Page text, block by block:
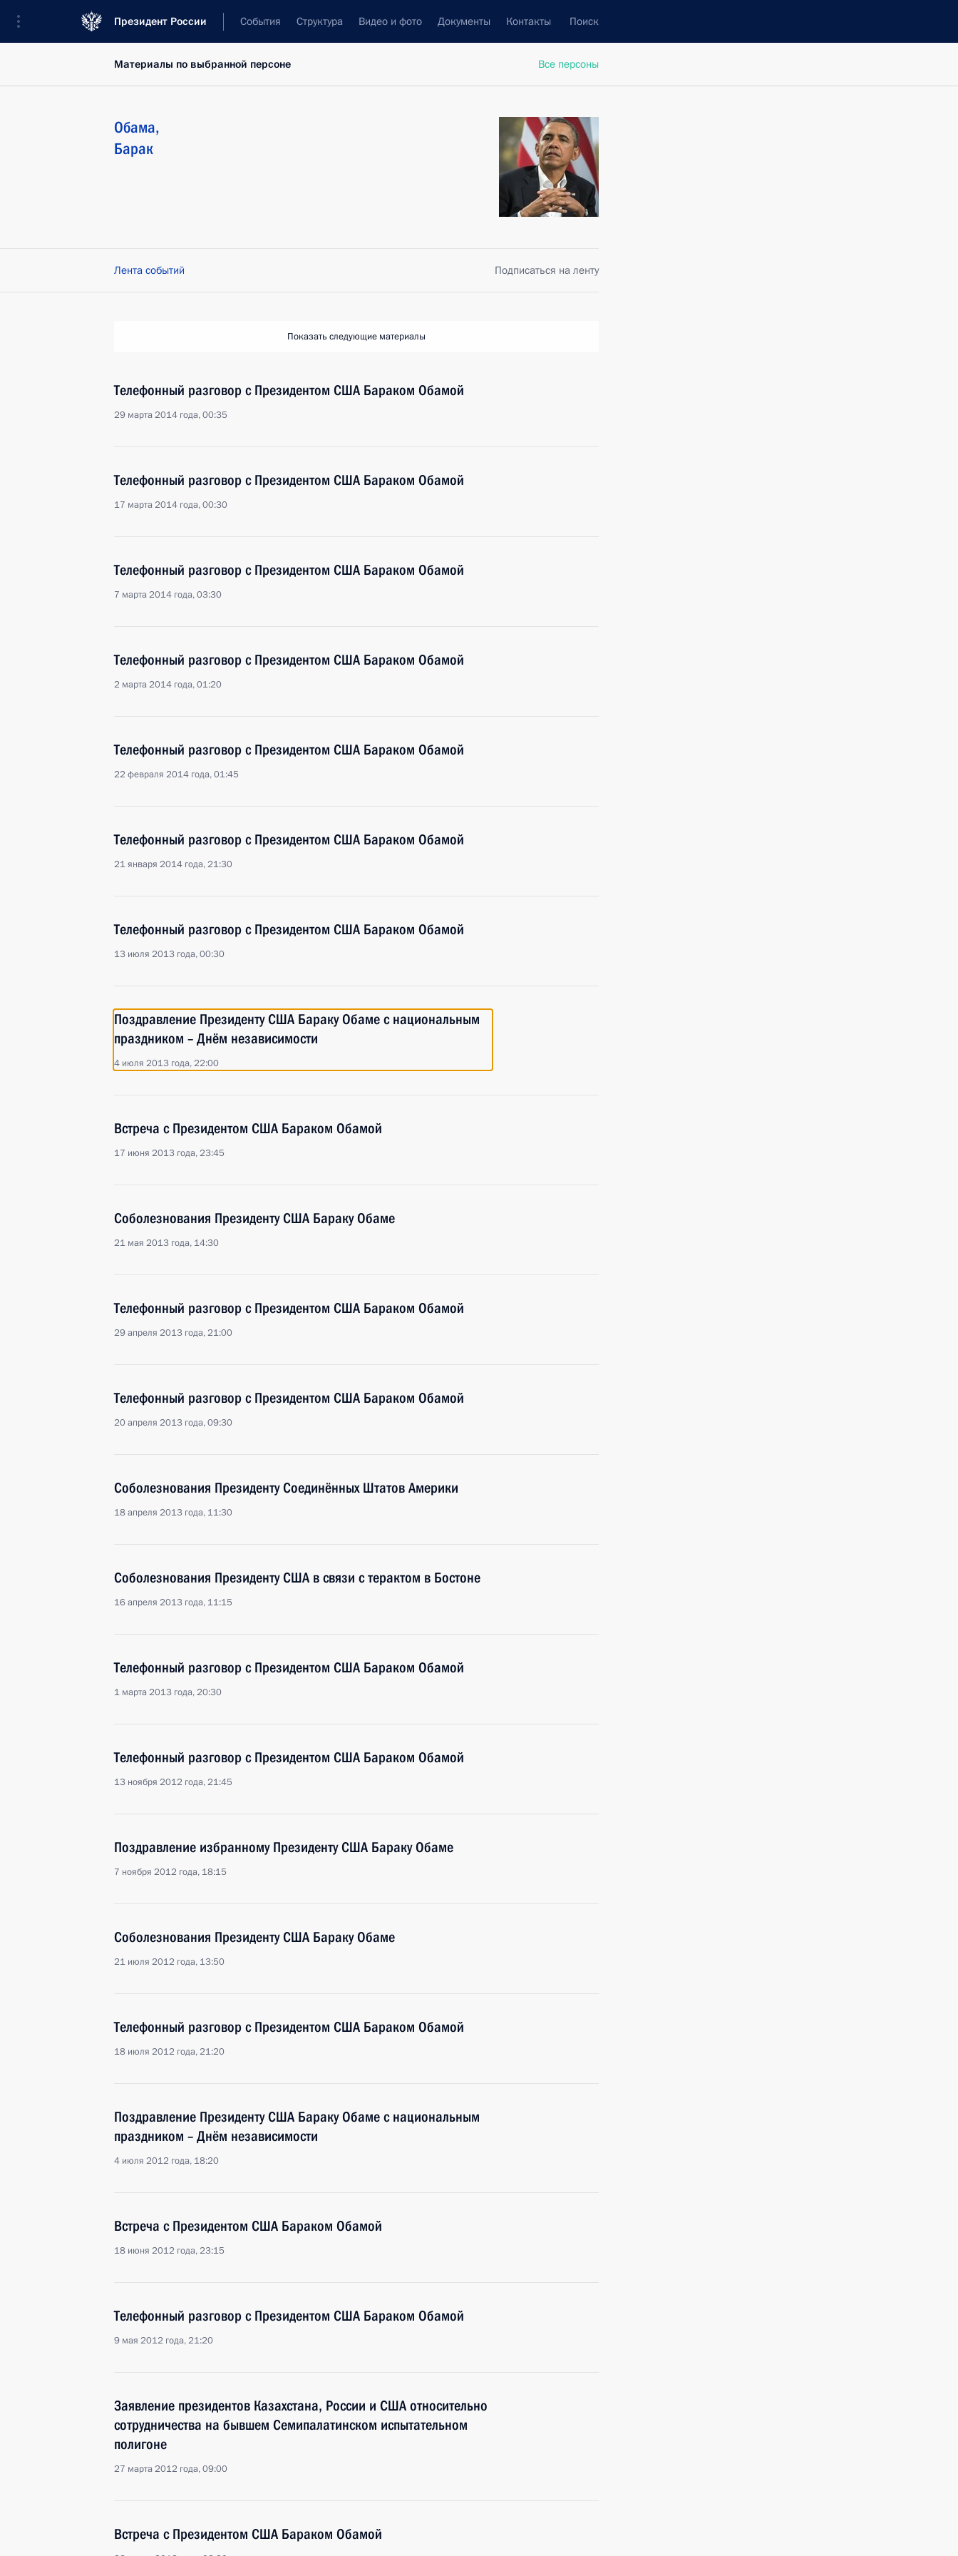
Президент России События Структура Видео и фото Документы Контакты Поиск
Все персоны
Материалы по выбранной персоне
Обама,
Барак
Лента событий Подписаться на ленту
Показать следующие материалы
Телефонный разговор с Президентом США Бараком Обамой
29 марта 2014 года, 00:35
Телефонный разговор с Президентом США Бараком Обамой
17 марта 2014 года, 00:30
Телефонный разговор с Президентом США Бараком Обамой
7 марта 2014 года, 03:30
Телефонный разговор с Президентом США Бараком Обамой
2 марта 2014 года, 01:20
Телефонный разговор с Президентом США Бараком Обамой
22 февраля 2014 года, 01:45
Телефонный разговор с Президентом США Бараком Обамой
21 января 2014 года, 21:30
Телефонный разговор с Президентом США Бараком Обамой
13 июля 2013 года, 00:30
Поздравление Президенту США Бараку Обаме с национальным
праздником – Днём независимости
4 июля 2013 года, 22:00
Встреча с Президентом США Бараком Обамой
17 июня 2013 года, 23:45
Соболезнования Президенту США Бараку Обаме
21 мая 2013 года, 14:30
Телефонный разговор с Президентом США Бараком Обамой
29 апреля 2013 года, 21:00
Телефонный разговор с Президентом США Бараком Обамой
20 апреля 2013 года, 09:30
Соболезнования Президенту Соединённых Штатов Америки
18 апреля 2013 года, 11:30
Соболезнования Президенту США в связи с терактом в Бостоне
16 апреля 2013 года, 11:15
Телефонный разговор с Президентом США Бараком Обамой
1 марта 2013 года, 20:30
Телефонный разговор с Президентом США Бараком Обамой
13 ноября 2012 года, 21:45
Поздравление избранному Президенту США Бараку Обаме
7 ноября 2012 года, 18:15
Соболезнования Президенту США Бараку Обаме
21 июля 2012 года, 13:50
Телефонный разговор с Президентом США Бараком Обамой
18 июля 2012 года, 21:20
Поздравление Президенту США Бараку Обаме с национальным
праздником – Днём независимости
4 июля 2012 года, 18:20
Встреча с Президентом США Бараком Обамой
18 июня 2012 года, 23:15
Телефонный разговор с Президентом США Бараком Обамой
9 мая 2012 года, 21:20
Заявление президентов Казахстана, России и США относительно
сотрудничества на бывшем Семипалатинском испытательном
полигоне
27 марта 2012 года, 09:00
Встреча с Президентом США Бараком Обамой